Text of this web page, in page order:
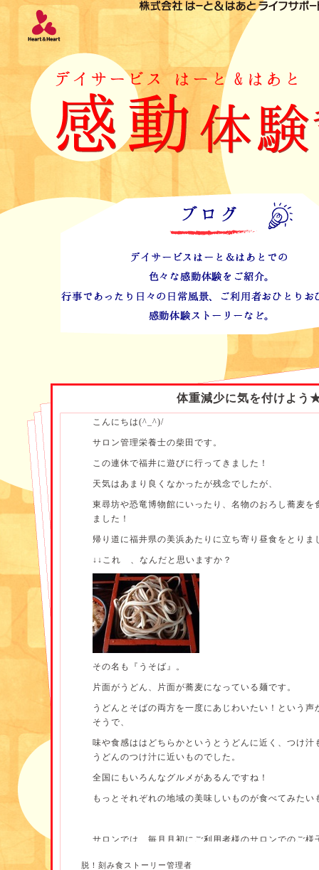
体重減少に気を付けよう
こんにちは(^_^)/
サロン管理栄養士の柴田です。
この連休で福井に遊びに行ってきました！
天気はあまり良くなかったが残念でしたが、
東尋坊や恐竜博物館にいったり、名物のおろし蕎麦を
ました！
帰り道に福井県の美浜あたりに立ち寄り昼食をとりま
↓↓これ 、なんだと思いますか？
その名も『うそば』。
片面がうどん、片面が蕎麦になっている麺です。
うどんとそばの両方を一度にあじわいたい！という声
そうで、
味や食感ははどちらかというとうどんに近く、つけ汁
うどんのつけ汁に近いものでした。
全国にもいろんなグルメがあるんですね！
もっとそれぞれの地域の美味しいものが食べてみた
サロンでは、毎月月初にご利用者様のサロンでのご様
ご本人様（またはご家族様）、関係機関の方にお知ら
脱！刻み食ストーリー管理者